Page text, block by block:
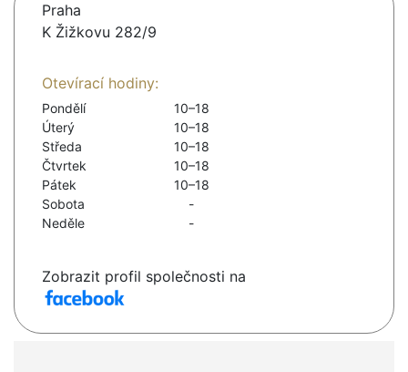
Praha
K Žižkovu 282/9
Otevírací hodiny:
Pondělí
10–18
Úterý
10–18
Středa
10–18
Čtvrtek
10–18
Pátek
10–18
Sobota
-
Neděle
-
Zobrazit profil společnosti na